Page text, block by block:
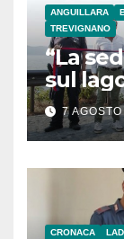
ANGUILLARA
TREVIGNANO
“La
sul
7
CRONACA